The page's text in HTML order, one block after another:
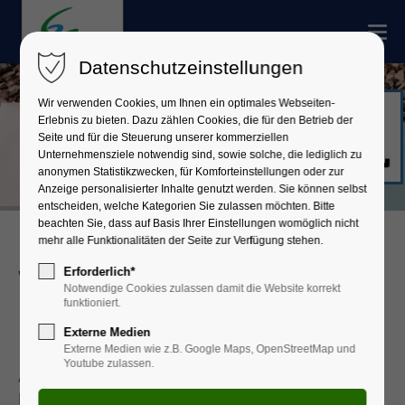
Wahlportal für den Landkreis
Miltenberg
Auf unserer Internetseite finden Sie alle Infos und
Ergebnisse rund um die stattfindenden Wahlen und
Datenschutzeinstellungen
Wir verwenden Cookies, um Ihnen ein optimales Webseiten-
Erlebnis zu bieten. Dazu zählen Cookies, die für den Betrieb der
Seite und für die Steuerung unserer kommerziellen
Unternehmensziele notwendig sind, sowie solche, die lediglich zu
anonymen Statistikzwecken, für Komforteinstellungen oder zur
Anzeige personalisierter Inhalte genutzt werden. Sie können selbst
entscheiden, welche Kategorien Sie zulassen möchten. Bitte
beachten Sie, dass auf Basis Ihrer Einstellungen womöglich nicht
mehr alle Funktionalitäten der Seite zur Verfügung stehen.
Erforderlich*
Notwendige Cookies zulassen damit die Website korrekt
funktioniert.
Externe Medien
Externe Medien wie z.B. Google Maps, OpenStreetMap und
Youtube zulassen.